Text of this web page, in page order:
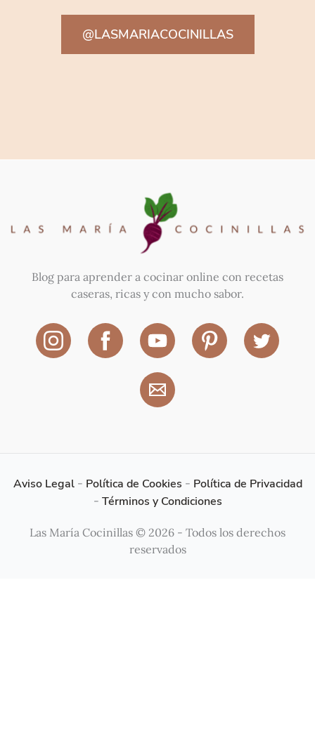
@LASMARIACOCINILLAS
Blog para aprender a cocinar online con recetas
caseras, ricas y con mucho sabor.
Aviso Legal- Política de Cookies - Política de Privacidad
- Términos y Condiciones
Las María Cocinillas © 2026 - Todos los derechos
reservados